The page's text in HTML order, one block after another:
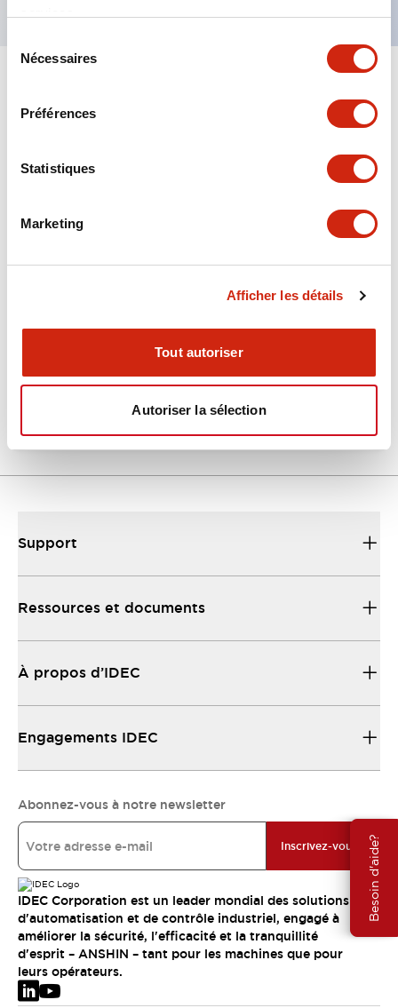
Nécessaires
Préférences
Statistiques
Marketing
Afficher les détails
Tout autoriser
Autoriser la sélection
Besoin d'aide?
Documents et fichiers
Fiche Technique Fichiers CAO
10/10/2024.PDF5.62MB
Support
Ressources et documents
À propos d’IDEC
Engagements IDEC
Abonnez-vous à notre newsletter
Inscrivez-vous
IDEC Corporation est un leader mondial des solutions
d'automatisation et de contrôle industriel, engagé à
améliorer la sécurité, l'efficacité et la tranquillité
d'esprit – ANSHIN – tant pour les machines que pour
leurs opérateurs.